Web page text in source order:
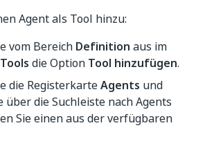
Agent als Tool hinzu:
vom Bereich Definition aus im
Tools die Option Tool hinzufügen.
die RegisterkarteAgents und
über die Suchleiste nach Agents
Sie einen aus der verfügbaren